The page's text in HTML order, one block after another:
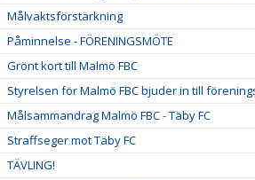
Målvaktsförstärkning
Påminnelse - FÖRENINGSMÖTE
Grönt kort till Malmö FBC
Styrelsen för Malmö FBC bjuder in till
Målsammandrag Malmö FBC - Täby FC
Straffseger mot Täby FC
TÄVLING!